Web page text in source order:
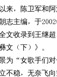
，陈卫军和阿
志主编，于
文收录到王继
文（下）》。
女歌手们对一
不稳，无奈飞